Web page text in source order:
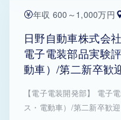
年収 600～1,000万円
日野自動車株式会
電子電装部品実験
動車）/第二新卒歓
【電子電装開発部】 電子
ス・電動車）/第二新卒歓